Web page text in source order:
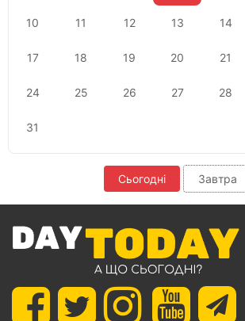
10 11 12 13 14
17 18 19 20 21
24 25 26 27 28
31
Сьогодні Завтра